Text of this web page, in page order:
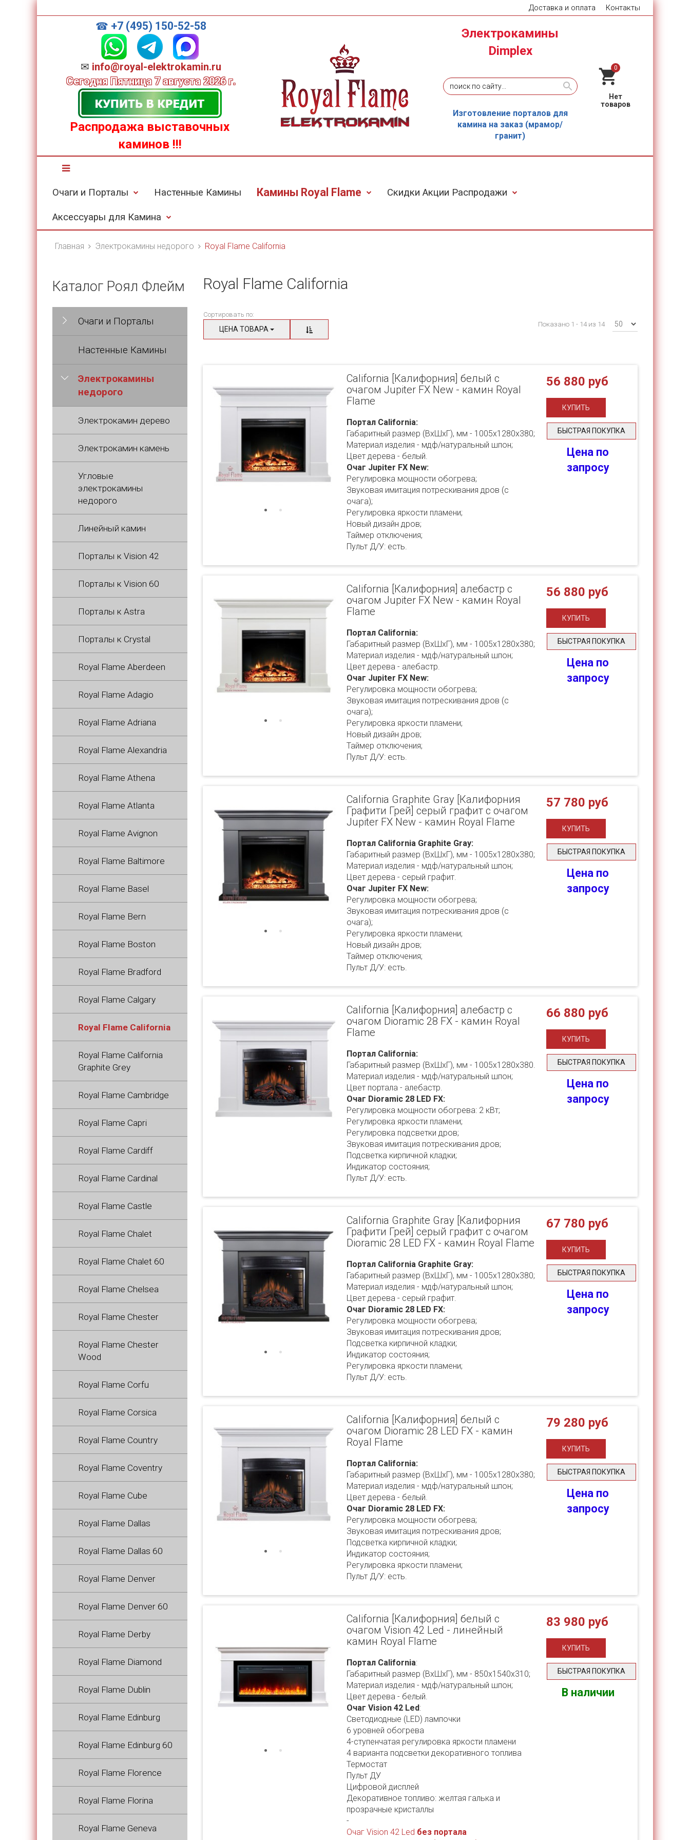
Доставка и оплата Контакты
☎ +7 (495) 150-52-58
✉ info@royal-elektrokamin.ru
Сегодня Пятница 7 августа 2026 г.
Распродажа выставочных
каминов!!!
Электрокамины
Dimplex
Изготовление порталов для
камина на заказ (мрамор/
гранит)
0
Очаги и Порталы Настенные Камины Камины Royal Flame Скидки Акции Распродажи
Аксессуары для Камина
Главная Электрокамины недорого Royal Flame California
Royal Flame California
Сортировать по:
ЦЕНА ТОВАРА
Показано 1 - 14 из 14
California [Калифорния] белый с
очагом Jupiter FX New - камин Royal
Flame
Портал California:
Габаритный размер (ВхШхГ), мм - 1005х1280х380;
Материал изделия - мдф/натуральный шпон;
Цвет дерева - белый.
Очаг Jupiter FX New:
Регулировка мощности обогрева;
Звуковая имитация потрескивания дров (с
очага);
Регулировка яркости пламени;
Новый дизайн дров;
Таймер отключения;
Пульт Д/У: есть.
56 880 руб
БЫСТРАЯ ПОКУПКА
Цена по
запросу
California [Калифорния] алебастр с
очагом Jupiter FX New - камин Royal
Flame
Портал California:
Габаритный размер (ВхШхГ), мм - 1005х1280х380;
Материал изделия - мдф/натуральный шпон;
Цвет дерева - алебастр.
Очаг Jupiter FX New:
Регулировка мощности обогрева;
Звуковая имитация потрескивания дров (с
очага);
Регулировка яркости пламени;
Новый дизайн дров;
Таймер отключения;
Пульт Д/У: есть.
56 880 руб
БЫСТРАЯ ПОКУПКА
Цена по
запросу
California Graphite Gray [Калифорния
Графити Грей] серый графит с очагом
Jupiter FX New - камин Royal Flame
Портал California Graphite Gray:
Габаритный размер (ВхШхГ), мм - 1005х1280х380;
Материал изделия - мдф/натуральный шпон;
Цвет дерева - серый графит.
Очаг Jupiter FX New:
Регулировка мощности обогрева;
Звуковая имитация потрескивания дров (с
очага);
Регулировка яркости пламени;
Новый дизайн дров;
Таймер отключения;
Пульт Д/У: есть.
57 780 руб
БЫСТРАЯ ПОКУПКА
Цена по
запросу
California [Калифорния] алебастр с
очагом Dioramic 28 FX - камин Royal
Flame
Портал California:
Габаритный размер (ВхШхГ), мм - 1005х1280х380.
Материал изделия - мдф/натуральный шпон;
Цвет портала - алебастр.
Очаг Dioramic 28 LED FX:
Регулировка мощности обогрева: 2 кВт;
Регулировка яркости пламени;
Регулировка подсветки дров;
Звуковая имитация потрескивания дров;
Подсветка кирпичной кладки;
Индикатор состояния;
Пульт Д/У: есть.
66 880 руб
БЫСТРАЯ ПОКУПКА
Цена по
запросу
California Graphite Gray [Калифорния
Графити Грей] серый графит с очагом
Dioramic 28 LED FX - камин Royal Flame
Портал California Graphite Gray:
Габаритный размер (ВхШхГ), мм - 1005х1280х380;
Материал изделия - мдф/натуральный шпон;
Цвет дерева - серый графит.
Очаг Dioramic 28 LED FX:
Регулировка мощности обогрева;
Звуковая имитация потрескивания дров;
Подсветка кирпичной кладки;
Индикатор состояния;
Регулировка яркости пламени;
Пульт Д/У: есть.
67 780 руб
БЫСТРАЯ ПОКУПКА
Цена по
запросу
California [Калифорния] белый с
очагом Dioramic 28 LED FX - камин
Royal Flame
Портал California:
Габаритный размер (ВхШхГ), мм - 1005х1280х380;
Материал изделия - мдф/натуральный шпон;
Цвет дерева - белый.
Очаг Dioramic 28 LED FX:
Регулировка мощности обогрева;
Звуковая имитация потрескивания дров;
Подсветка кирпичной кладки;
Индикатор состояния;
Регулировка яркости пламени;
Пульт Д/У: есть.
79 280 руб
БЫСТРАЯ ПОКУПКА
Цена по
запросу
California [Калифорния] белый с
очагом Vision 42 Led - линейный
камин Royal Flame
Портал California:
Габаритный размер (ВхШхГ), мм - 850х1540х310;
Материал изделия - мдф/натуральный шпон;
Цвет дерева - белый.
Очаг Vision 42 Led:
Светодиодные (LED) лампочки
6 уровней обогрева
4-ступенчатая регулировка яркости пламени
4 варианта подсветки декоративного топлива
Термостат
Пульт ДУ
Цифровой дисплей
Декоративное топливо: желтая галька и
прозрачные кристаллы
-
Очаг Vision 42 Led без портала
83 980 руб
БЫСТРАЯ ПОКУПКА
В наличии
Каталог Роял Флейм
Очаги и Порталы
Настенные Камины
Электрокамины
недорого
Электрокамин дерево
Электрокамин камень
Угловые
электрокамины
недорого
Линейный камин
Порталы к Vision 42
Порталы к Vision 60
Порталы к Astra
Порталы к Crystal
Royal Flame Aberdeen
Royal Flame Adagio
Royal Flame Adriana
Royal Flame Alexandria
Royal Flame Athena
Royal Flame Atlanta
Royal Flame Avignon
Royal Flame Baltimore
Royal Flame Basel
Royal Flame Bern
Royal Flame Boston
Royal Flame Bradford
Royal Flame Calgary
Royal Flame California
Royal Flame California
Graphite Grey
Royal Flame Cambridge
Royal Flame Capri
Royal Flame Cardiff
Royal Flame Cardinal
Royal Flame Castle
Royal Flame Chalet
Royal Flame Chalet 60
Royal Flame Chelsea
Royal Flame Chester
Royal Flame Chester
Wood
Royal Flame Corfu
Royal Flame Corsica
Royal Flame Country
Royal Flame Coventry
Royal Flame Cube
Royal Flame Dallas
Royal Flame Dallas 60
Royal Flame Denver
Royal Flame Denver 60
Royal Flame Derby
Royal Flame Diamond
Royal Flame Dublin
Royal Flame Edinburg
Royal Flame Edinburg 60
Royal Flame Florence
Royal Flame Florina
Royal Flame Geneva